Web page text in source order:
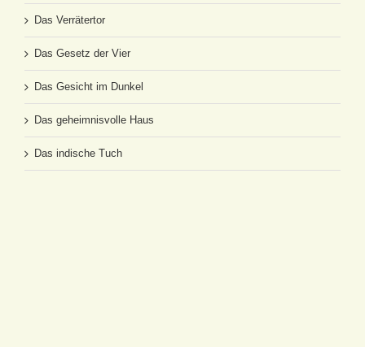
Das Verrätertor
Das Gesetz der Vier
Das Gesicht im Dunkel
Das geheimnisvolle Haus
Das indische Tuch